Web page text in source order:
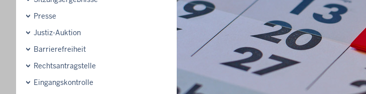
Presse
Justiz-Auktion
Barrierefreiheit
Rechtsantragstelle
Eingangskontrolle